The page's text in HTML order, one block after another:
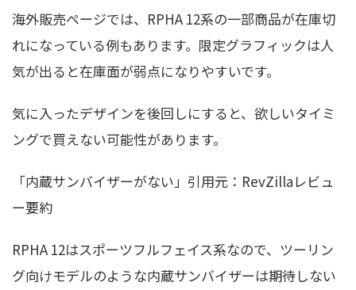
海外販売ページでは、RPHA 12系の一部商品が在庫切
れになっている例もあります。限定グラフィックは人
気が出ると在庫面が弱点になりやすいです。
気に入ったデザインを後回しにすると、欲しいタイミ
ングで買えない可能性があります。
「内蔵サンバイザーがない」引用元：RevZillaレビュ
ー要約
RPHA 12はスポーツフルフェイス系なので、ツーリン
グ向けモデルのような内蔵サンバイザーは期待しない